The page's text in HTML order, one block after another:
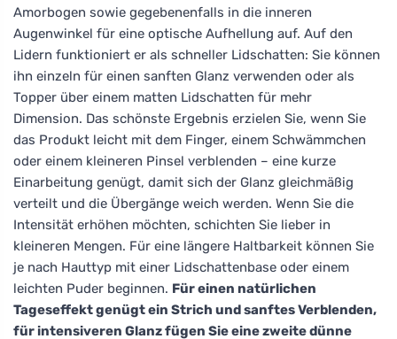
Amorbogen sowie gegebenenfalls in die inneren
Augenwinkel für eine optische Aufhellung auf. Auf den
Lidern funktioniert er als schneller Lidschatten: Sie können
ihn einzeln für einen sanften Glanz verwenden oder als
Topper über einem matten Lidschatten für mehr
Dimension. Das schönste Ergebnis erzielen Sie, wenn Sie
das Produkt leicht mit dem Finger, einem Schwämmchen
oder einem kleineren Pinsel verblenden – eine kurze
Einarbeitung genügt, damit sich der Glanz gleichmäßig
verteilt und die Übergänge weich werden. Wenn Sie die
Intensität erhöhen möchten, schichten Sie lieber in
kleineren Mengen. Für eine längere Haltbarkeit können Sie
je nach Hauttyp mit einer Lidschattenbase oder einem
leichten Puder beginnen. Für einen natürlichen
Tageseffekt genügt ein Strich und sanftes Verblenden,
für intensiveren Glanz fügen Sie eine zweite dünne